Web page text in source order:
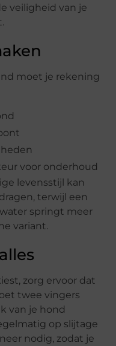
veiligheid van je
moet je rekening
voor onderhoud
levensstijl kan
terwijl een
springt meer
variant.
zorg ervoor dat
twee vingers
van je hond
op slijtage
nodig, zodat je